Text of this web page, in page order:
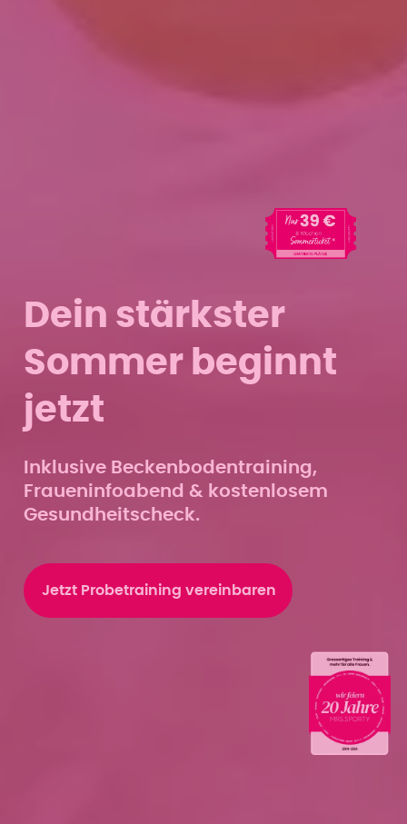
Dein stärkster
Sommer beginnt
jetzt
Inklusive Beckenbodentraining,
Fraueninfoabend & kostenlosem
Gesundheitscheck.
Jetzt Probetraining vereinbaren